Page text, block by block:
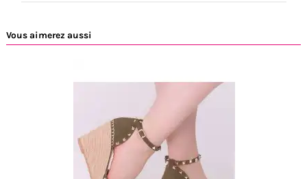
Vous aimerez aussi